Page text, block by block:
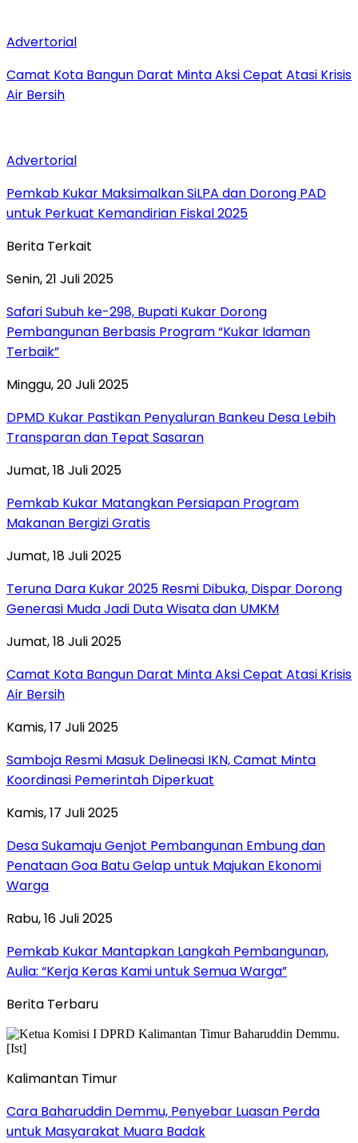
Advertorial
Camat Kota Bangun Darat Minta Aksi Cepat Atasi Krisis
Air Bersih
Advertorial
Pemkab Kukar Maksimalkan SiLPA dan Dorong PAD
untuk Perkuat Kemandirian Fiskal 2025
Berita Terkait
Senin, 21 Juli 2025
Safari Subuh ke-298, Bupati Kukar Dorong
Pembangunan Berbasis Program “Kukar Idaman
Terbaik”
Minggu, 20 Juli 2025
DPMD Kukar Pastikan Penyaluran Bankeu Desa Lebih
Transparan dan Tepat Sasaran
Jumat, 18 Juli 2025
Pemkab Kukar Matangkan Persiapan Program
Makanan Bergizi Gratis
Jumat, 18 Juli 2025
Teruna Dara Kukar 2025 Resmi Dibuka, Dispar Dorong
Generasi Muda Jadi Duta Wisata dan UMKM
Jumat, 18 Juli 2025
Camat Kota Bangun Darat Minta Aksi Cepat Atasi Krisis
Air Bersih
Kamis, 17 Juli 2025
Samboja Resmi Masuk Delineasi IKN, Camat Minta
Koordinasi Pemerintah Diperkuat
Kamis, 17 Juli 2025
Desa Sukamaju Genjot Pembangunan Embung dan
Penataan Goa Batu Gelap untuk Majukan Ekonomi
Warga
Rabu, 16 Juli 2025
Pemkab Kukar Mantapkan Langkah Pembangunan,
Aulia: “Kerja Keras Kami untuk Semua Warga”
Berita Terbaru
Kalimantan Timur
Cara Baharuddin Demmu, Penyebar Luasan Perda
untuk Masyarakat Muara Badak